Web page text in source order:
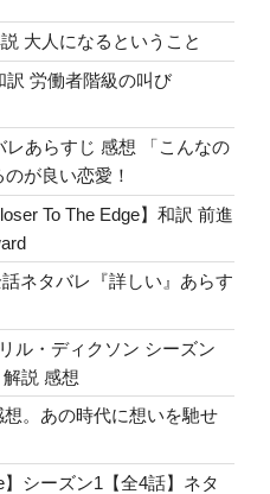
大人になるということ
訳 労働者階級の叫び
あらすじ 感想 「こんなの
が良い恋愛！
To The Edge】和訳 前進
ネタバレ『詳しい』あらす
ル・ディクソン シーズン
説 感想
想。あの時代に想いを馳せ
】シーズン1【全4話】ネタ